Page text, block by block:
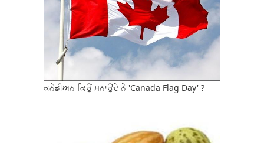
ਕਨੇਡੀਅਨ ਕਿਉਂ ਮਨਾਉਂਦੇ ਨੇ 'Canada Flag Day' ?